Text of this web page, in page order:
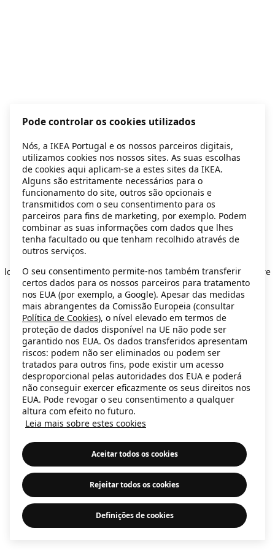
Application error: a client-side exception has occurred
loadingsecondhand.ikea.com (see the browser console for more
information).
Pode controlar os cookies utilizados
Nós, a IKEA Portugal e os nossos parceiros digitais,
utilizamos cookies nos nossos sites. As suas escolhas
de cookies aqui aplicam-se a estes sites da IKEA.
Alguns são estritamente necessários para o
funcionamento do site, outros são opcionais e
transmitidos com o seu consentimento para os
parceiros para fins de marketing, por exemplo. Podem
combinar as suas informações com dados que lhes
tenha facultado ou que tenham recolhido através de
outros serviços.
O seu consentimento permite-nos também transferir
certos dados para os nossos parceiros para tratamento
nos EUA (por exemplo, a Google). Apesar das medidas
mais abrangentes da Comissão Europeia (consultar
Política de Cookies), o nível elevado em termos de
proteção de dados disponível na UE não pode ser
garantido nos EUA. Os dados transferidos apresentam
riscos: podem não ser eliminados ou podem ser
tratados para outros fins, pode existir um acesso
desproporcional pelas autoridades dos EUA e poderá
não conseguir exercer eficazmente os seus direitos nos
EUA. Pode revogar o seu consentimento a qualquer
altura com efeito no futuro.
Leia mais sobre estes cookies
Aceitar todos os cookies
Rejeitar todos os cookies
Definições de cookies